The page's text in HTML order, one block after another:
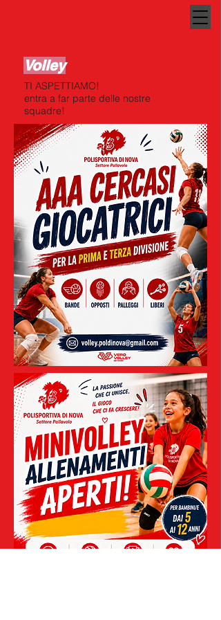
Volley
TI ASPETTIAMO!
entra a far parte delle nostre
squadre!